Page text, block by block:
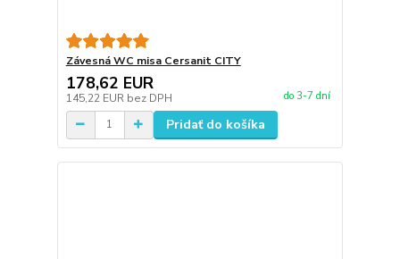
Závesná WC misa Cersanit CITY
178,62 EUR
145,22 EUR bez DPH do 3-7 dní
Pridať do košíka